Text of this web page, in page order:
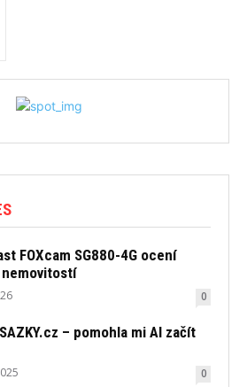
FOXcam SG880-4G ocení
0
– pomohla mi AI začít
0